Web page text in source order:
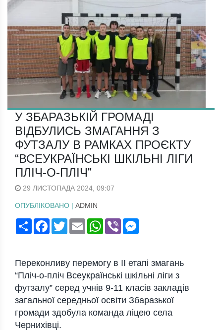
У ЗБАРАЗЬКІЙ ГРОМАДІ
ВІДБУЛИСЬ ЗМАГАННЯ З
ФУТЗАЛУ В РАМКАХ ПРОЄКТУ
“ВСЕУКРАЇНСЬКІ ШКІЛЬНІ ЛІГИ
ПЛІЧ-О-ПЛІЧ”
29 ЛИСТОПАДА 2024, 09:07
ОПУБЛІКОВАНО | ADMIN
ПоширитиFacebook
TwitterEmail WhatsApp
Viber
Переконливу перемогу в II етапі змагань
“Пліч-о-пліч Всеукраїнські шкільні ліги з
футзалу” серед учнів 9-11 класів закладів
загальної середньої освіти Збаразької
громади здобула команда ліцею села
Чернихівці.